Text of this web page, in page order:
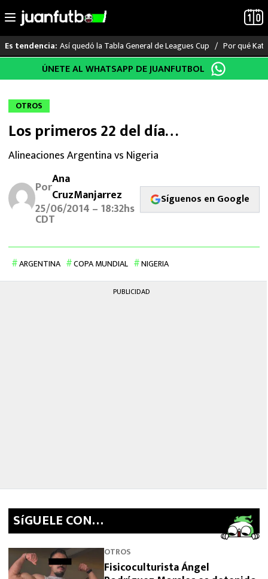
al
Es tendencia: Así quedó la Tabla General de Leagues Cup Por qué
LO ÚLTIMO
LIGA MX
RAYADOS
PUMAS
ATLANTE
SELECCIÓN MEXICANA
FUTBOL INTERNACIONAL
MEXICANOS EN EL EXTRANJERO
ÚNETE AL WHATSAPP DE JUANFUTBOL
OTROS
Los primeros 22 del día…
Alineaciones Argentina vs Nigeria
PorAna
CruzManjarrez
25/06/2014 – 18:32hs
CDT
Síguenos en Google
ARGENTINA COPA MUNDIAL NIGERIA
PUBLICIDAD
SíGUELE CON…
OTROS
Fisicoculturista Ángel